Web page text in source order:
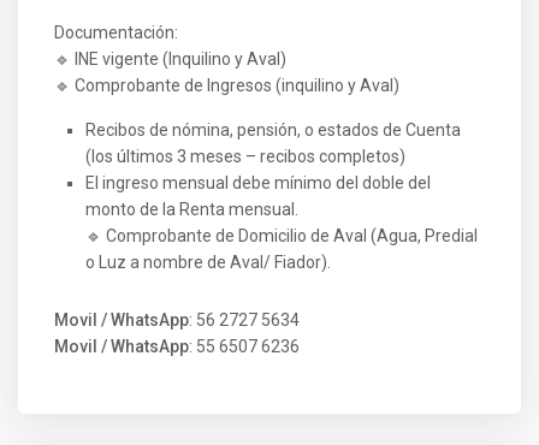
Documentación:
🔹 INE vigente (Inquilino y Aval)
🔹 Comprobante de Ingresos (inquilino y Aval)
Recibos de nómina, pensión, o estados de Cuenta
(los últimos 3 meses – recibos completos)
⁠El ingreso mensual debe mínimo del doble del
monto de la Renta mensual.
🔹 Comprobante de Domicilio de Aval (Agua, Predial
o Luz a nombre de Aval/ Fiador).
Movil / WhatsApp: 56 2727 5634
Movil / WhatsApp: 55 6507 6236